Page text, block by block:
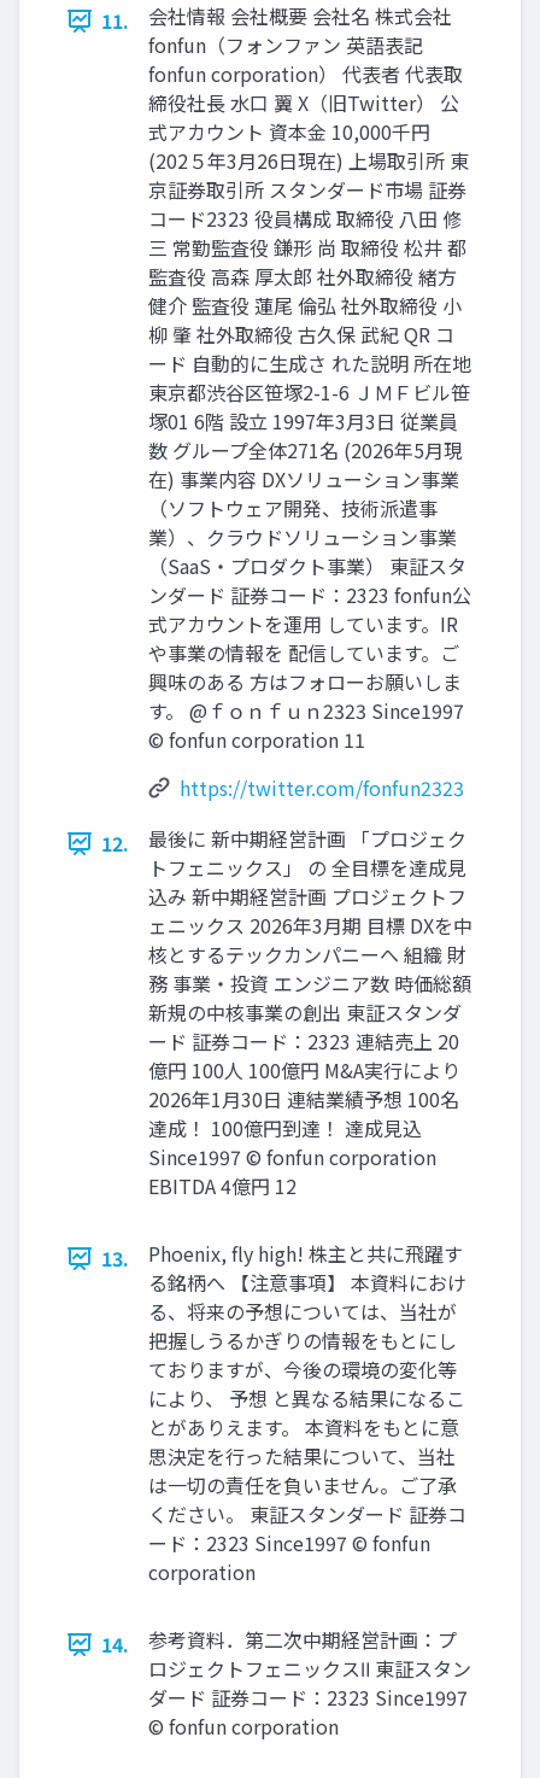
11.
会社情報 会社概要 会社名 株式会社
fonfun（フォンファン 英語表記
fonfun corporation） 代表者 代表取
締役社長 水口 翼 X（旧Twitter） 公
式アカウント 資本金 10,000千円
(202５年3月26日現在) 上場取引所 東
京証券取引所 スタンダード市場 証券
コード2323 役員構成 取締役 八田 修
三 常勤監査役 鎌形 尚 取締役 松井 都
監査役 高森 厚太郎 社外取締役 緒方
健介 監査役 蓮尾 倫弘 社外取締役 小
柳 肇 社外取締役 古久保 武紀 QR コ
ード 自動的に生成さ れた説明 所在地
東京都渋谷区笹塚2-1-6 ＪＭＦビル笹
塚01 6階 設立 1997年3月3日 従業員
数 グループ全体271名 (2026年5月現
在) 事業内容 DXソリューション事業
（ソフトウェア開発、技術派遣事
業）、クラウドソリューション事業
（SaaS・プロダクト事業） 東証スタ
ンダード 証券コード：2323 fonfun公
式アカウントを運用 しています。IR
や事業の情報を 配信しています。ご
興味のある 方はフォローお願いしま
す。 @ｆｏｎｆｕｎ2323 Since1997
© fonfun corporation 11
https://twitter.com/fonfun2323
12.
最後に 新中期経営計画 「プロジェク
トフェニックス」 の 全目標を達成見
込み 新中期経営計画 プロジェクトフ
ェニックス 2026年3月期 目標 DXを中
核とするテックカンパニーへ 組織 財
務 事業・投資 エンジニア数 時価総額
新規の中核事業の創出 東証スタンダ
ード 証券コード：2323 連結売上 20
億円 100人 100億円 M&A実行により
2026年1月30日 連結業績予想 100名
達成！ 100億円到達！ 達成見込
Since1997 © fonfun corporation
EBITDA 4億円 12
13.
Phoenix, fly high! 株主と共に飛躍す
る銘柄へ 【注意事項】 本資料におけ
る、将来の予想については、当社が
把握しうるかぎりの情報をもとにし
ておりますが、今後の環境の変化等
により、 予想 と異なる結果になるこ
とがありえます。 本資料をもとに意
思決定を行った結果について、当社
は一切の責任を負いません。ご了承
ください。 東証スタンダード 証券コ
ード：2323 Since1997 © fonfun
corporation
14.
参考資料．第二次中期経営計画：プ
ロジェクトフェニックスⅡ 東証スタン
ダード 証券コード：2323 Since1997
© fonfun corporation